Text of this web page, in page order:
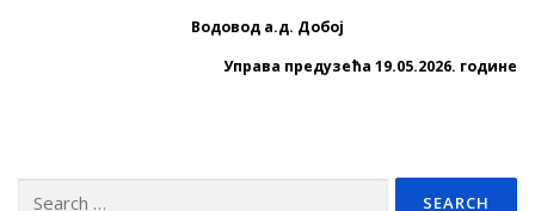
Водовод а.д. Добој
Управа предузећа 19.05.2026. године